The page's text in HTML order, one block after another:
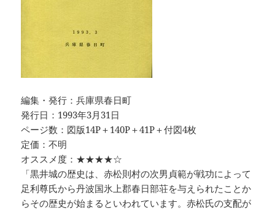
編集・発行：兵庫県春日町
発行日：1993年3月31日
ページ数：図版14P＋140P＋41P＋付図4枚
定価：不明
オススメ度：★★★★☆
「黒井城の歴史は、赤松則村の次男貞範が戦功によって
足利尊氏から丹波国氷上郡春日部荘を与えられたことか
らその歴史が始まるといわれています。赤松氏の支配が